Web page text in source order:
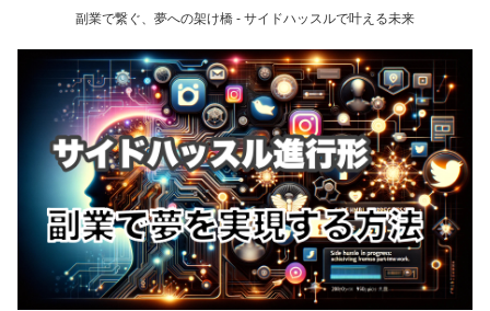
副業で繋ぐ、夢への架け橋 - サイドハッスルで叶える未来